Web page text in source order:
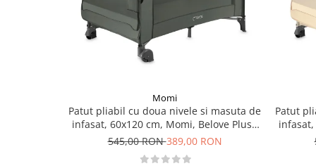
Momi
Patut pliabil cu doua nivele si masuta de
infasat, 60x120 cm, Momi, Belove Plus -
Green
545,00 RON389,00 RON
Patut
infasat,